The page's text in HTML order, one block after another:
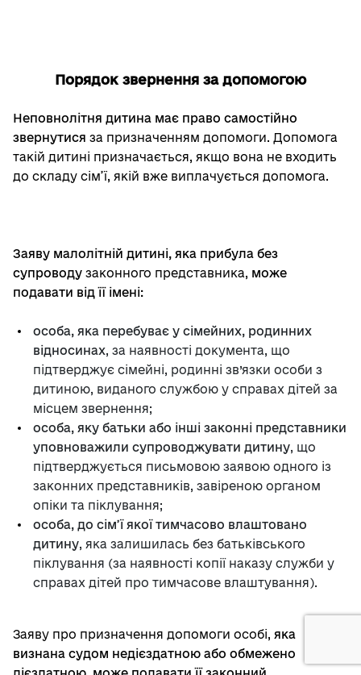
Порядок звернення за допомогою
Неповнолітня дитина має право самостійно
звернутися за призначенням допомоги. Допомога
такій дитині призначається, якщо вона не входить
до складу сім’ї, якій вже виплачується допомога.
Заяву малолітній дитині, яка прибула без
супроводу законного представника, може
подавати від її імені:
особа, яка перебуває у сімейних, родинних
відносинах, за наявності документа, що
підтверджує сімейні, родинні зв’язки особи з
дитиною, виданого службою у справах дітей за
місцем звернення;
особа, яку батьки або інші законні представники
уповноважили супроводжувати дитину, що
підтверджується письмовою заявою одного із
законних представників, завіреною органом
опіки та піклування;
особа, до сім’ї якої тимчасово влаштовано
дитину, яка залишилась без батьківського
піклування (за наявності копії наказу служби у
справах дітей про тимчасове влаштування).
Заяву про призначення допомоги особі, яка
визнана судом недієздатною або обмежено